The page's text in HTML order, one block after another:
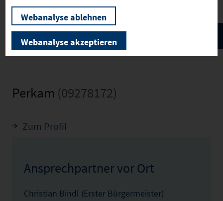
Perkam (09278172)
Zum Profil
Ansprechpartner vor Ort
Christian Bindl (Erster Bürgermeister)
Webanalyse ablehnen
Webanalyse akzeptieren